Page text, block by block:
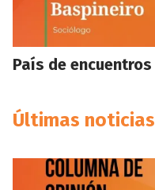
País de encuentros
Últimas noticias